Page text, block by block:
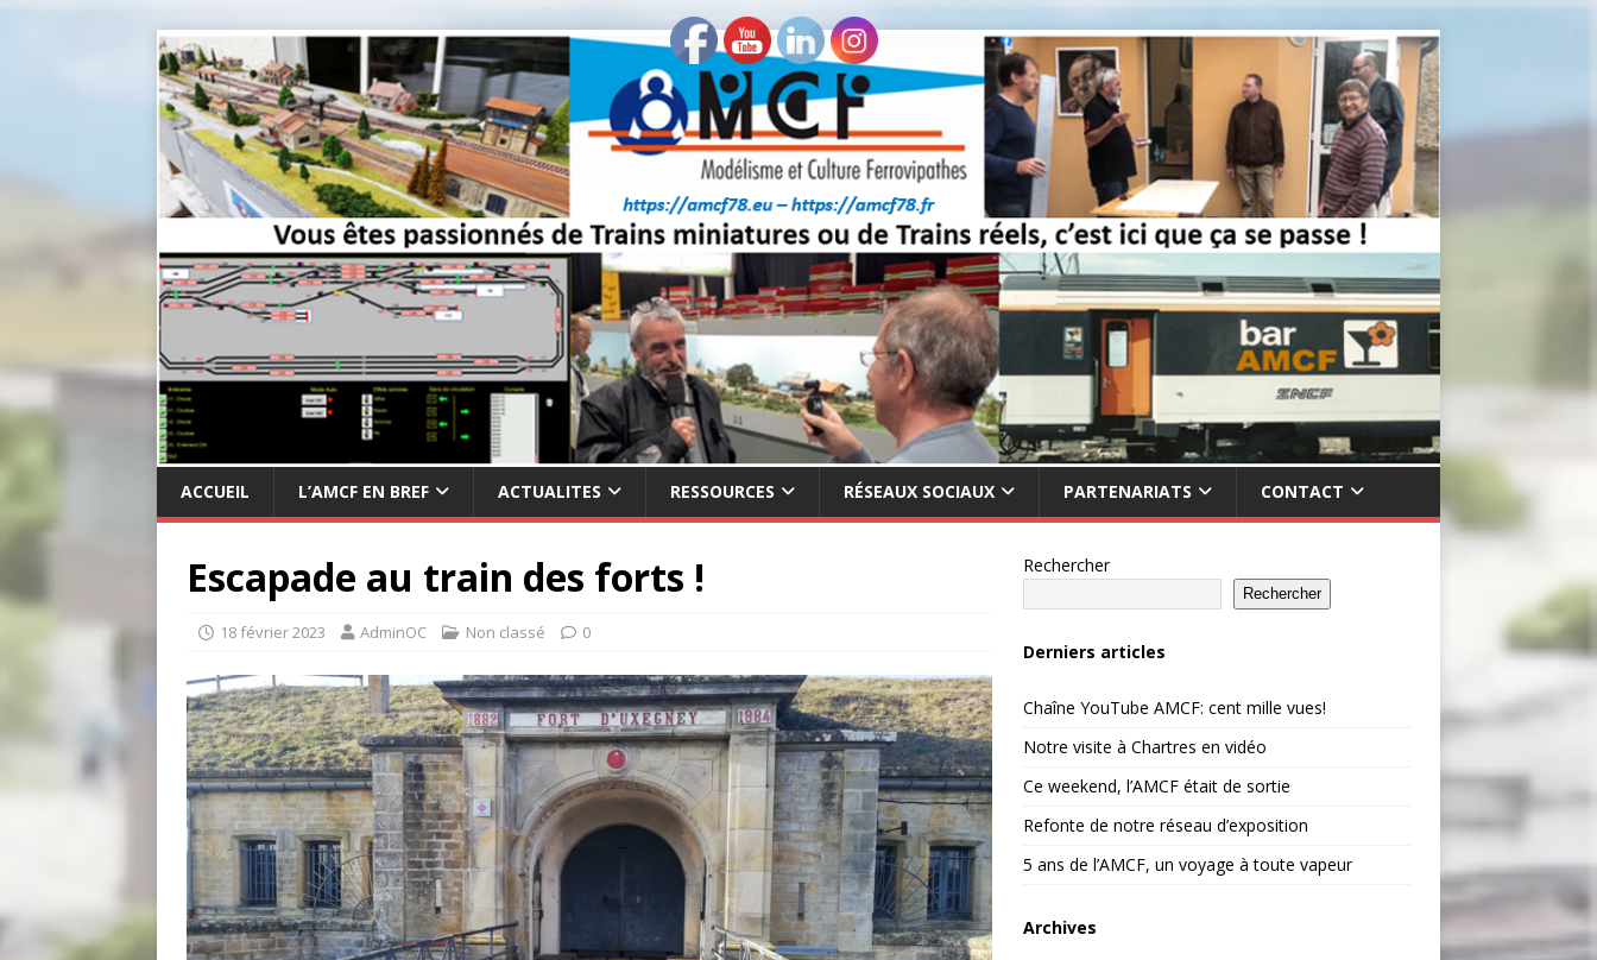
ACCUEIL L’AMCF EN BREF ACTUALITES RESSOURCES RÉSEAUX SOCIAUX PARTENARIATS CONTACT
Escapade au train des forts !
18 février 2023 AdminOC Non classé 0
Rechercher
Rechercher
Derniers articles
Chaîne YouTube AMCF: cent mille vues!
Notre visite à Chartres en vidéo
Ce weekend, l’AMCF était de sortie
Refonte de notre réseau d’exposition
5 ans de l’AMCF, un voyage à toute vapeur
Archives